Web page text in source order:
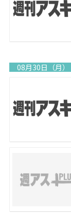
08月30日（月）